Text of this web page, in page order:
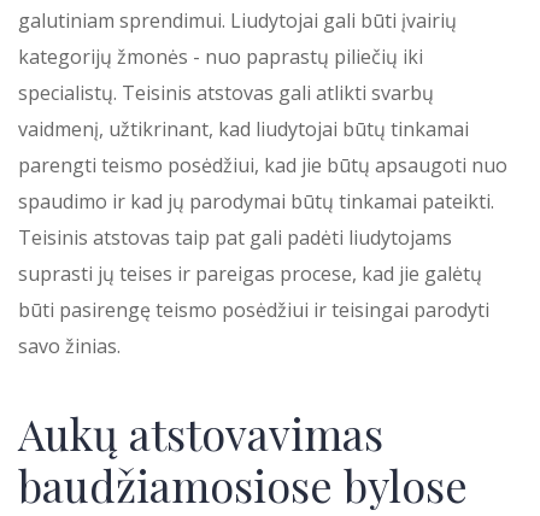
galutiniam sprendimui. Liudytojai gali būti įvairių
kategorijų žmonės - nuo paprastų piliečių iki
specialistų. Teisinis atstovas gali atlikti svarbų
vaidmenį, užtikrinant, kad liudytojai būtų tinkamai
parengti teismo posėdžiui, kad jie būtų apsaugoti nuo
spaudimo ir kad jų parodymai būtų tinkamai pateikti.
Teisinis atstovas taip pat gali padėti liudytojams
suprasti jų teises ir pareigas procese, kad jie galėtų
būti pasirengę teismo posėdžiui ir teisingai parodyti
savo žinias.
Aukų atstovavimas
baudžiamosiose bylose